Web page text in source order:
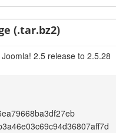
(.tar.bz2)
2.5 release to 2.5.28